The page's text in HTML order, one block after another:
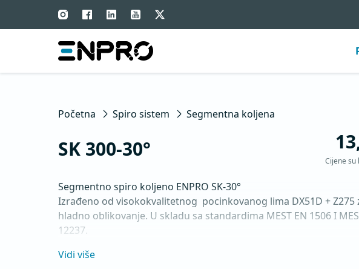
Početna Spiro sistem Segmentna koljena
SK 300-30° Cijene su
Segmentno spiro koljeno ENPRO SK-30°
Izrađeno od visokokvalitetnog  pocinkovanog lima DX51D + Z275
hladno oblikovanje. U skladu sa standardima MEST EN 1506 I
12237.
Vidi više